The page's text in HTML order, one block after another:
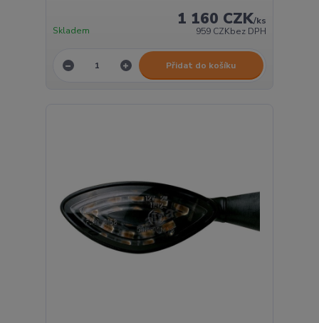
1 160 CZK/ks
959 CZKbez DPH
Skladem
Přidat do košíku